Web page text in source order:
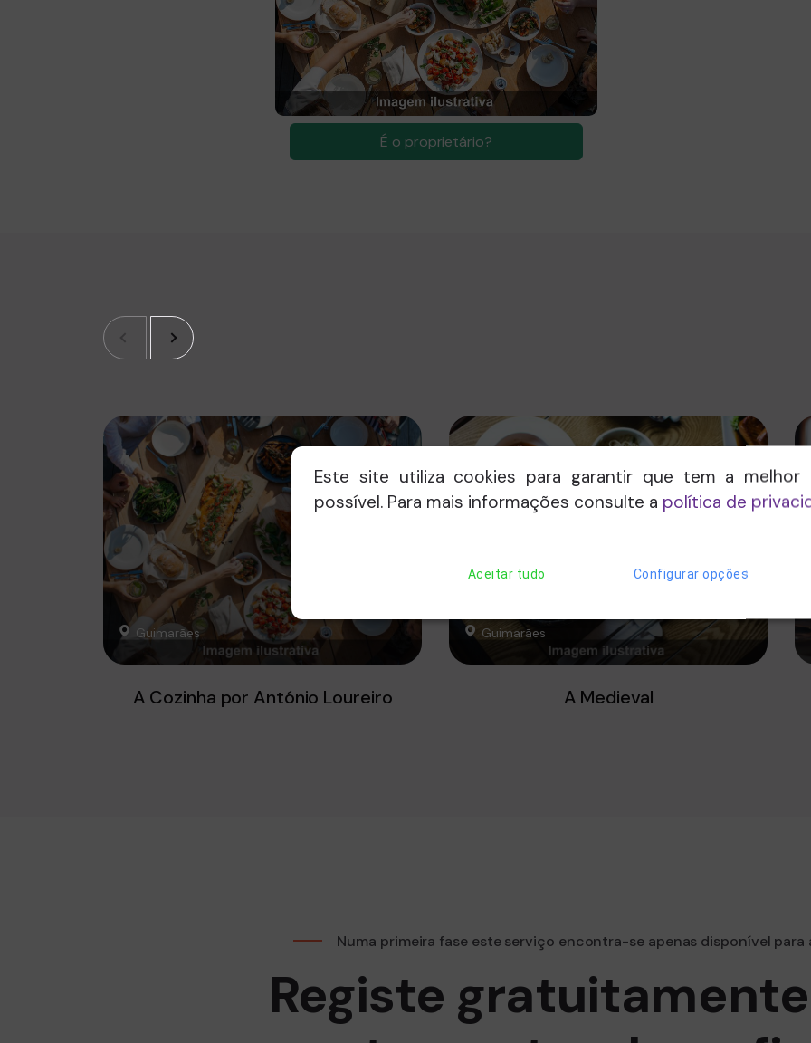
É o proprietário?
Guimarães
A Cozinha por António Loureiro
Guimarães
A Medieval
Numa primeira fase este serviço encontra-se apenas disponível para
Registe
Este site utiliza cookies para garantir que tem a melhor
possível. Para mais informações consulte a política de
Aceitar tudo Configurar opções